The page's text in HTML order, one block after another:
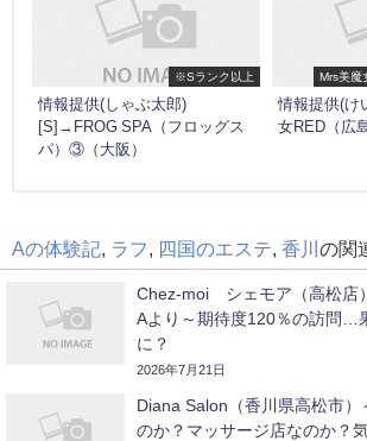
※Sランク以上
情報提供(しゃぶ太郎)
[S]→FROG SPA（フロッグス
パ）③（大阪）
Mrs美魔
情報提供(
女RED（広
Aの体験記, ラフ, 四国のエステ, 香川 の関
Chez-moi シェモア（高松店
Aより～期待度120％の訪問…
に？
2026年7月21日
Diana Salon（香川県高松市）
のか？マッサージ店なのか？